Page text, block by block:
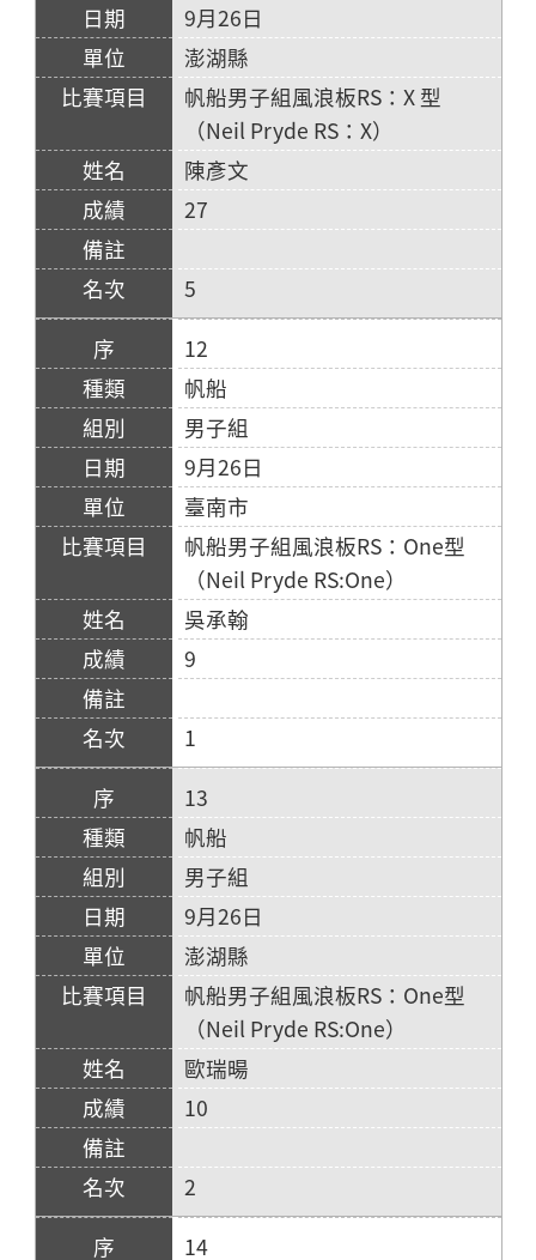
9月26日
澎湖縣
帆船男子組風浪板RS：X 型
（Neil Pryde RS：X）
陳彥文
27
5
12
帆船
男子組
9月26日
臺南市
帆船男子組風浪板RS：One型
（Neil Pryde RS:One）
吳承翰
9
1
13
帆船
男子組
9月26日
澎湖縣
帆船男子組風浪板RS：One型
（Neil Pryde RS:One）
歐瑞暘
10
2
14